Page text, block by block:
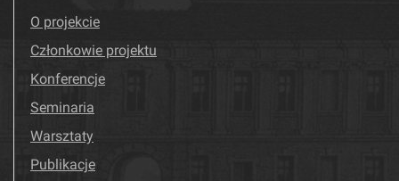
O projekcie
Członkowie projektu
Konferencje
Seminaria
Warsztaty
Publikacje